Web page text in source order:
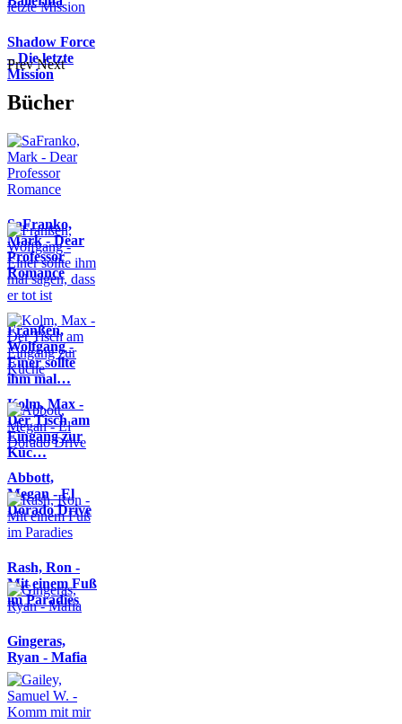
Shadow Force
– Die letzte
Mission
Prev Next
Bücher
SaFranko,
Mark - Dear
Professor
Romance
Franßen,
Wolfgang -
Einer sollte
ihm mal…
Kolm, Max -
Der Tisch am
Eingang zur
Küc…
Abbott,
Megan - El
Dorado Drive
Rash, Ron -
Mit einem Fuß
im Paradies
Gingeras,
Ryan - Mafia